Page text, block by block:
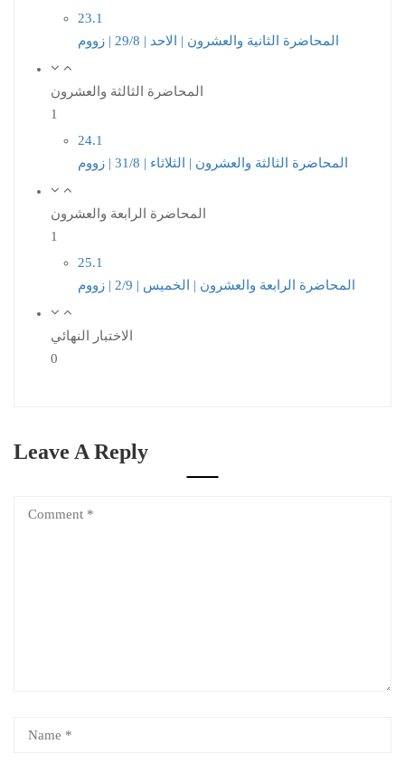
23.1
المحاضرة الثانية والعشرون | الاحد | 29/8 | زووم
المحاضرة الثالثة والعشرون
1
24.1
المحاضرة الثالثة والعشرون | الثلاثاء | 31/8 | زووم
المحاضرة الرابعة والعشرون
1
25.1
المحاضرة الرابعة والعشرون | الخميس | 2/9 | زووم
الاختبار النهائي
0
Leave A Reply